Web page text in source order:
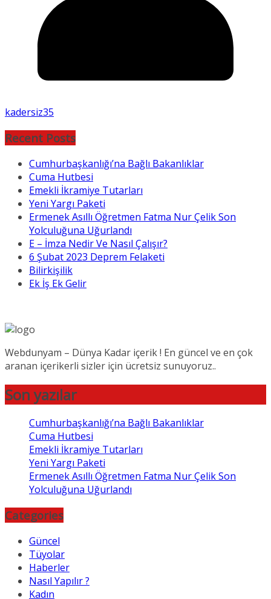
kadersiz35
Recent Posts
Cumhurbaşkanlığı’na Bağlı Bakanlıklar
Cuma Hutbesi
Emekli İkramiye Tutarları
Yeni Yargı Paketi
Ermenek Asıllı Öğretmen Fatma Nur Çelik Son
Yolculuğuna Uğurlandı
E – İmza Nedir Ve Nasıl Çalışır?
6 Şubat 2023 Deprem Felaketi
Bilirkişilik
Ek İş Ek Gelir
Webdunyam – Dünya Kadar içerik ! En güncel ve en çok
aranan içerikerli sizler için ücretsiz sunuyoruz..
Son yazılar
Cumhurbaşkanlığı’na Bağlı Bakanlıklar
Cuma Hutbesi
Emekli İkramiye Tutarları
Yeni Yargı Paketi
Ermenek Asıllı Öğretmen Fatma Nur Çelik Son
Yolculuğuna Uğurlandı
Categories
Güncel
Tüyolar
Haberler
Nasıl Yapılır ?
Kadın